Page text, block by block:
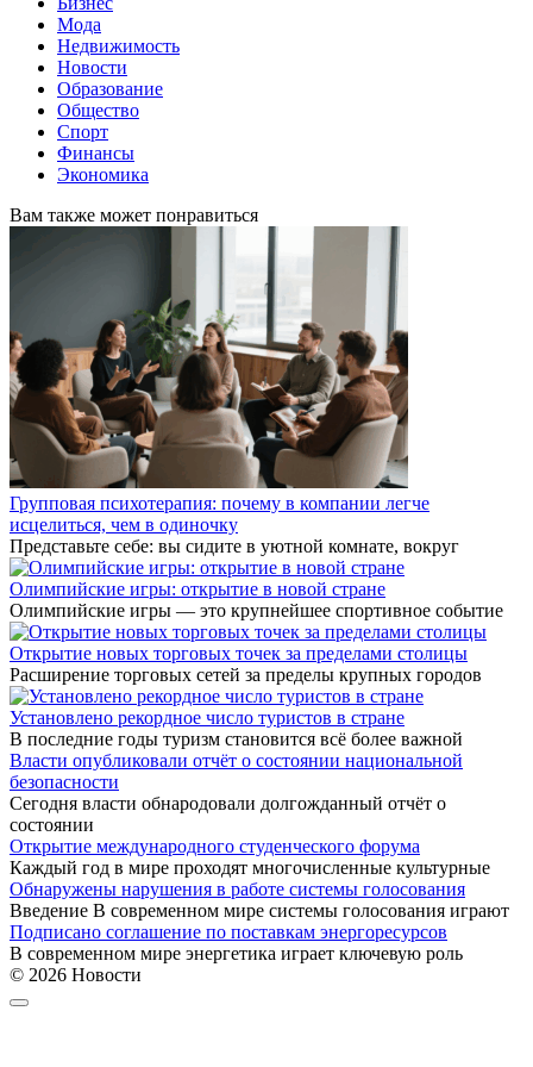
Мода
Недвижимость
Новости
Образование
Общество
Спорт
Финансы
Экономика
Вам также может понравиться
Групповая психотерапия: почему в компании легче
исцелиться, чем в одиночку
Представьте себе: вы сидите в уютной комнате, вокруг
Олимпийские игры: открытие в новой стране
Олимпийские игры — это крупнейшее спортивное событие
Открытие новых торговых точек за пределами столицы
Расширение торговых сетей за пределы крупных городов
Установлено рекордное число туристов в стране
В последние годы туризм становится всё более важной
Власти опубликовали отчёт о состоянии национальной
безопасности
Сегодня власти обнародовали долгожданный отчёт о
состоянии
Открытие международного студенческого форума
Каждый год в мире проходят многочисленные культурные
Обнаружены нарушения в работе системы голосования
Введение В современном мире системы голосования играют
Подписано соглашение по поставкам энергоресурсов
В современном мире энергетика играет ключевую роль
© 2026 Новости